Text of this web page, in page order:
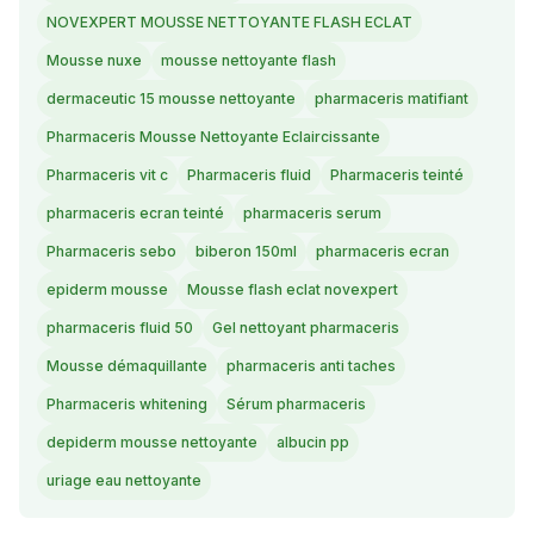
NOVEXPERT MOUSSE NETTOYANTE FLASH ECLAT
Mousse nuxe mousse nettoyante flash
dermaceutic 15 mousse nettoyante pharmaceris matifiant
Pharmaceris Mousse Nettoyante Eclaircissante
Pharmaceris vit c Pharmaceris fluid Pharmaceris teinté
pharmaceris ecran teinté pharmaceris serum
Pharmaceris sebo biberon 150ml pharmaceris ecran
epiderm mousse Mousse flash eclat novexpert
pharmaceris fluid 50 Gel nettoyant pharmaceris
Mousse démaquillante pharmaceris anti taches
Pharmaceris whitening Sérum pharmaceris
depiderm mousse nettoyante albucin pp
uriage eau nettoyante